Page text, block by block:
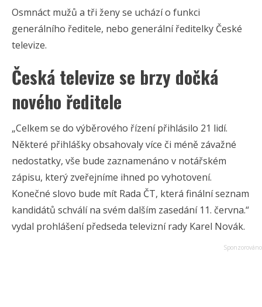
Osmnáct mužů a tři ženy se uchází o funkci
generálního ředitele, nebo generální ředitelky České
televize.
Česká televize se brzy dočká
nového ředitele
„Celkem se do výběrového řízení přihlásilo 21 lidí.
Některé přihlášky obsahovaly více či méně závažné
nedostatky, vše bude zaznamenáno v notářském
zápisu, který zveřejníme ihned po vyhotovení.
Konečné slovo bude mít Rada ČT, která finální seznam
kandidátů schválí na svém dalším zasedání 11. června.“
vydal prohlášení předseda televizní rady Karel Novák.